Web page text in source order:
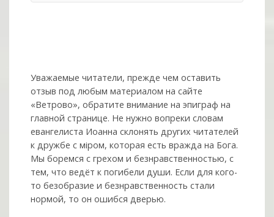
Уважаемые читатели, прежде чем оставить
отзыв под любым материалом на сайте
«Ветрово», обратите внимание на эпиграф на
главной странице. Не нужно вопреки словам
евангелиста Иоанна склонять других читателей
к дружбе с мiром, которая есть вражда на Бога.
Мы боремся с грехом и без­нрав­ствен­ностью, с
тем, что ведёт к погибели души. Если для кого-
то безобразие и безнравственность стали
нормой, то он ошибся дверью.